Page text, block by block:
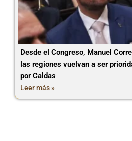
Desde el Congreso, Manuel
las regiones vuelvan a ser
por Caldas
Leer más »